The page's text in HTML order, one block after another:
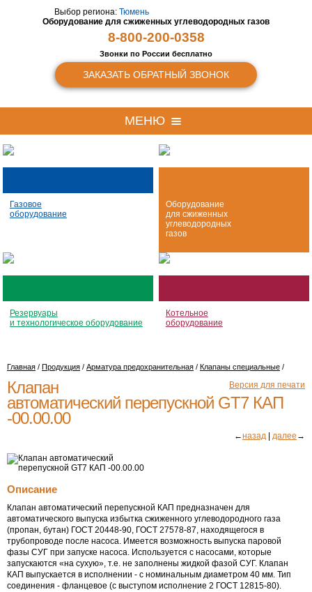
Выбор региона: Тюмень
Оборудование для сжиженных углеводородных газов
8-800-200-0358
Звонки по России бесплатно
ЗАКАЗАТЬ ОБРАТНЫЙ ЗВОНОК
МЕНЮ
Газовое
оборудование
Оборудование
для сжиженных
углеводородных
газов
Резервуары
и технологическое оборудование
Котельное
оборудование
Главная / Продукция / Арматура предохранительная / Клапаны специальные /
Версия для печати
Клапан
автоматический перепускной GT7 КАП
-00.00.00
←назад далее →
Описание
Клапан автоматический перепускной КАП предназначен для
автоматического выпуска избытка сжиженного углеводородного газа
(пропан, бутан) ГОСТ 20448-90, ГОСТ 27578-87, находящегося в
трубопроводе после насоса. Имеется возможность выпуска паровой
фазы СУГ при запуске насоса. Используется с насосами, которые
запускаются «на сухую», т.е. не заполнены жидкой фазой СУГ. Клапан
КАП выпускается в исполнении - с номинальным диаметром 40 мм. Тип
соединения - фланцевое (с выступом исполнение 2 ГОСТ 12815-80).